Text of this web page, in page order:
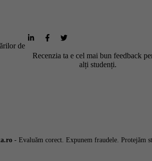
de
Recenzia ta e cel mai bun feedback
alți studenți.
- Evaluăm corect. Expunem fraudele. Protejăm